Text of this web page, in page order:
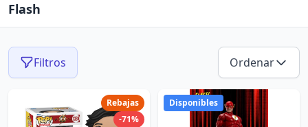
Flash
Filtros Ordenar
Rebajas
-71%
Disponibles